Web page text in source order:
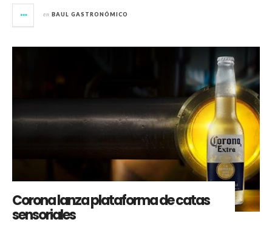
en BAUL GASTRONÓMICO
Corona lanza plataforma de catas
sensoriales